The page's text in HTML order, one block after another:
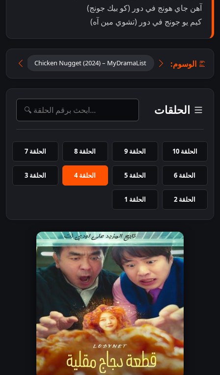
آهن جاي هونج في دور (كو بيك جونج)
كيم يو جونج في دور (تشوي مين آه)
الوسوم: Chicken Nugget (2024) – MyDramaList
الحلقات
الحلقة 10 الحلقة 9 الحلقة 8 الحلقة 7
الحلقة 6 الحلقة 5 الحلقة 4 الحلقة 3
الحلقة 2 الحلقة 1